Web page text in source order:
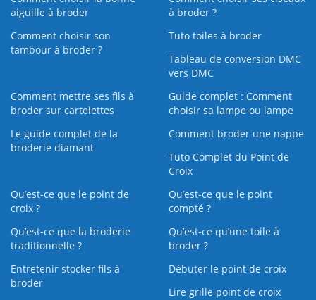
aiguille à broder
à broder ?
Comment choisir son
tambour à broder ?
Tuto toiles à broder
Tableau de conversion DMC
vers DMC
Comment mettre ses fils à
broder sur cartelettes
Guide complet : Comment
choisir sa lampe ou lampe
Le guide complet de la
broderie diamant
Comment broder une nappe
Tuto Complet du Point de
Croix
Qu’est-ce que le point de
croix ?
Qu’est-ce que le point
compté ?
Qu’est-ce que la broderie
traditionnelle ?
Qu’est‑ce qu’une toile à
broder ?
Entretenir stocker fils à
broder
Débuter le point de croix
Lire grille point de croix